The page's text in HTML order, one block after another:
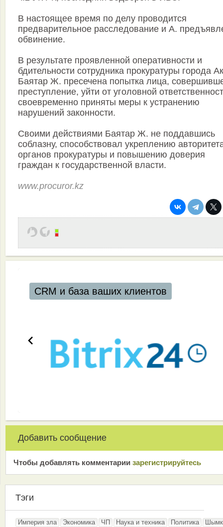
В настоящее время по делу проводится
предварительное расследование и А.
обвинение.
В результате проявленной оперативности и
бдительности сотрудника прокуратуры города
Баятар Ж. пресечена попытка лица,
преступление, уйти от уголовной
своевременно приняты меры к устранению
нарушений законности.
Своими действиями Баятар Ж. не поддавшись
соблазну, способствовал укреплению
органов прокуратуры и повышению доверия
граждан к государственной власти.
www.procuror.kz
CRM и база ваших клиентов
Добавить сообщение
Чтобы добавлять комментарии зарeгиcтрирyйтeсь
Тэги
Империя зла Экономика ЧП Наука и техника Политика